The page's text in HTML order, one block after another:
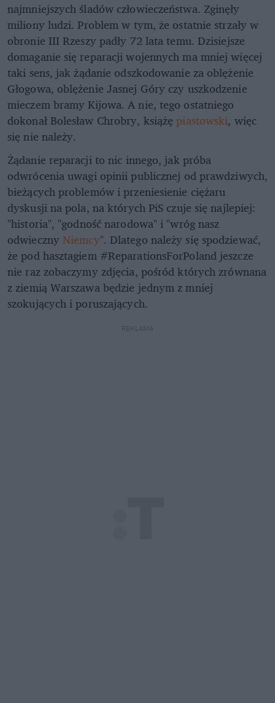
najmniejszych śladów człowieczeństwa. Zginęły
miliony ludzi. Problem w tym, że ostatnie strzały w
obronie III Rzeszy padły 72 lata temu. Dzisiejsze
domaganie się reparacji wojennych ma mniej więcej
taki sens, jak żądanie odszkodowanie za oblężenie
Głogowa, oblężenie Jasnej Góry czy uszkodzenie
mieczem bramy Kijowa. A nie, tego ostatniego
dokonał Bolesław Chrobry, książępiastowski, więc
się nie należy.
Żądanie reparacji to nic innego, jak próba
odwrócenia uwagi opinii publicznej od prawdziwych,
bieżących problemów i przeniesienie ciężaru
dyskusji na pola, na których PiS czuje się najlepiej:
"historia", "godność narodowa" i "wróg nasz
odwieczny Niemcy". Dlatego należy się spodziewać,
że pod hasztagiem #ReparationsForPoland jeszcze
nie raz zobaczymy zdjęcia, pośród których zrównana
z ziemią Warszawa będzie jednym z mniej
szokujących i poruszających.
REKLAMA